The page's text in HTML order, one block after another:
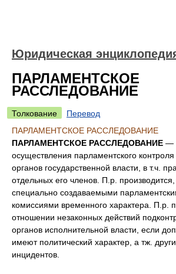
Юридическая
ПАРЛАМЕНТСКОЕ
РАССЛЕДОВАНИЕ
Толкование
Перевод
ПАРЛАМЕНТСКОЕ РАССЛЕДОВАНИЕ
ПАРЛАМЕНТСКОЕ РАССЛЕДОВАНИЕ —
осуществления парламентского
органов государственной власти, в т.ч.
отдельных его членов. П.р. производится,
специально создаваемыми
комиссиями временного характера. П.р.
отношении незаконных действий
органов исполнительной власти, если
имеют политический характер, а тж.
инцидентов.